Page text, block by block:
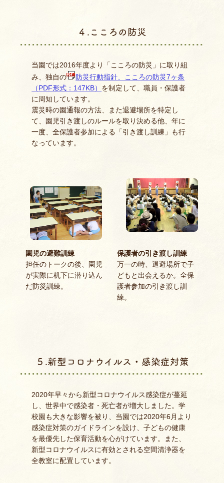
４.こころの防災
当園では2016年度より「こころの防災」に取り組
み、独自の
防災行動指針、こころの防災7ヶ条
（PDF形式：147KB） を制定して、職員・保護者
に周知しています。
震災時の園通報の方法、また退避場所を特定し
て、園児引き渡しのルールを取り決める他、年に
一度、全保護者参加による「引き渡し訓練」も行
なっています。
園児の避難訓練
担任のトークの後、園児
が実際に机下に潜り込ん
だ防災訓練。
保護者の引き渡し訓練
万一の時、退避場所で子
どもと出会えるか。全保
護者参加の引き渡し訓
練。
５.新型コロナウイルス・感染症対策
2020年早々から新型コロナウイルス感染症が蔓延
し、世界中で感染者・死亡者が増大しました。学
校園も大きな影響を被り、当園では2020年6月より
感染症対策のガイドラインを設け、子どもの健康
を最優先した保育活動を心がけています。また、
新型コロナウイルスに有効とされる空間清浄器を
全教室に配置しています。